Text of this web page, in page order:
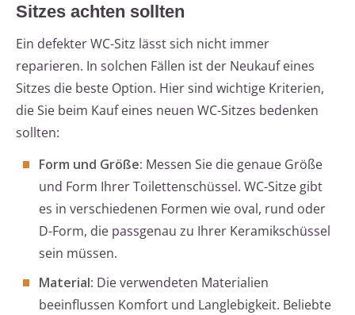
Sitzes achten sollten
Ein defekter WC-Sitz lässt sich nicht immer
reparieren. In solchen Fällen ist der Neukauf eines
Sitzes die beste Option. Hier sind wichtige Kriterien,
die Sie beim Kauf eines neuen WC-Sitzes bedenken
sollten:
Form und Größe: Messen Sie die genaue Größe
und Form Ihrer Toilettenschüssel. WC-Sitze gibt
es in verschiedenen Formen wie oval, rund oder
D-Form, die passgenau zu Ihrer Keramikschüssel
sein müssen.
Material: Die verwendeten Materialien
beeinflussen Komfort und Langlebigkeit. Beliebte